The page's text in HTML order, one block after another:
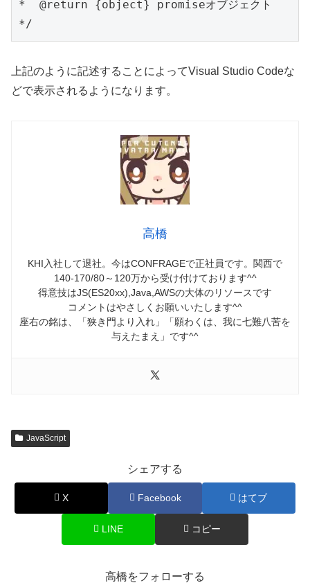
*  @return {object} promiseオブジェクト
*/
上記のように記述することによってVisual Studio Codeな
どで表示されるようになります。
高橋
KHI入社して退社。今はCONFRAGEで正社員です。関西で
140-170/80～120万から受け付けております^^
得意技はJS(ES20xx),Java,AWSの大体のリソースです
コメントはやさしくお願いいたします^^
座右の銘は、「狭き門より入れ」「願わくは、我に七難八苦を
与えたまえ」です^^
JavaScript
シェアする
X Facebook はてブ
LINE コピー
高橋をフォローする